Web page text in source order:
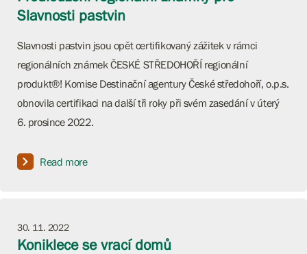
Slavnosti pastvin
Slavnosti pastvin jsou opět certifikovaný zážitek v rámci
regionálních známek ČESKÉ STŘEDOHOŘÍ regionální
produkt®! Komise Destinační agentury České středohoří, o.p.s.
obnovila certifikaci na další tři roky při svém zasedání v úterý
6. prosince 2022.
Read more
30. 11. 2022
Koniklece se vrací domů